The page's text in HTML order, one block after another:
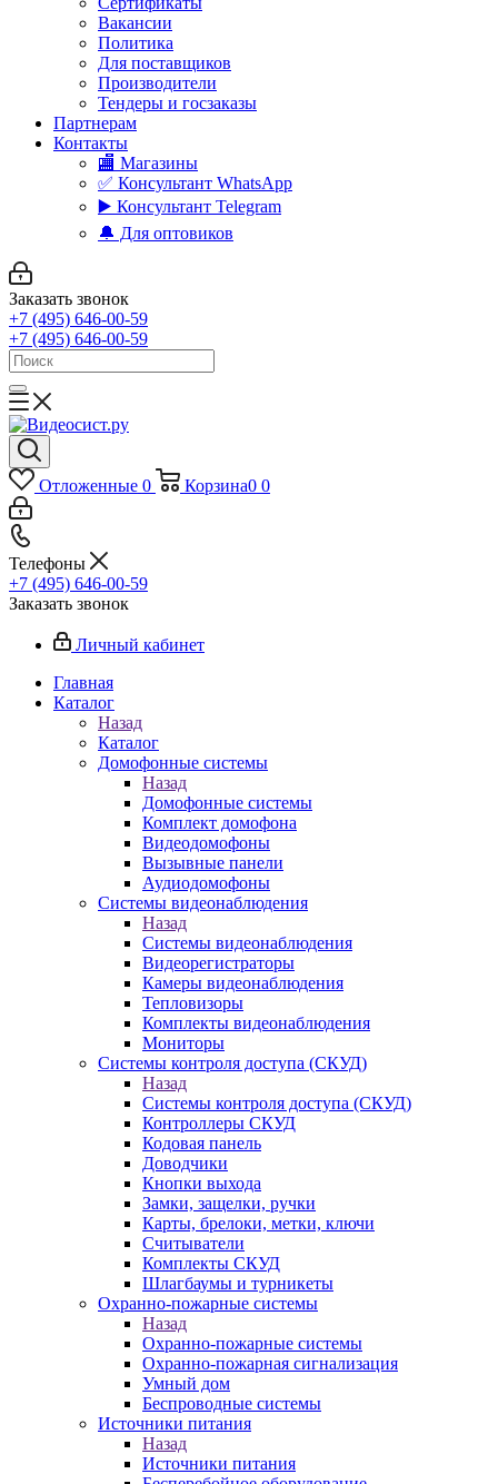
Вакансии
Политика
Для поставщиков
Производители
Тендеры и госзаказы
Партнерам
Контакты
🏬 Магазины
✅️ Консультант WhatsApp
▶️ Консультант Telegram
🔔 Для оптовиков
Заказать звонок
+7 (495) 646-00-59
+7 (495) 646-00-59
Отложенные 0 Корзина0 0
Телефоны
+7 (495) 646-00-59
Заказать звонок
Личный кабинет
Главная
Каталог
Назад
Каталог
Домофонные системы
Назад
Домофонные системы
Комплект домофона
Видеодомофоны
Вызывные панели
Аудиодомофоны
Системы видеонаблюдения
Назад
Системы видеонаблюдения
Видеорегистраторы
Камеры видеонаблюдения
Тепловизоры
Комплекты видеонаблюдения
Мониторы
Системы контроля доступа (СКУД)
Назад
Системы контроля доступа (СКУД)
Контроллеры СКУД
Кодовая панель
Доводчики
Кнопки выхода
Замки, защелки, ручки
Карты, брелоки, метки, ключи
Считыватели
Комплекты СКУД
Шлагбаумы и турникеты
Охранно-пожарные системы
Назад
Охранно-пожарные системы
Охранно-пожарная сигнализация
Умный дом
Беспроводные системы
Источники питания
Назад
Источники питания